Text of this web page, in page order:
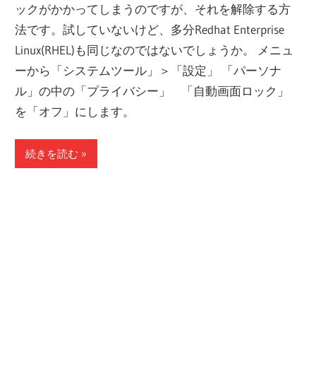
ックがかかってしまうのですが、それを解除する方
法です。試していないけど、多分Redhat Enterprise
Linux(RHEL)も同じなのではないでしょうか。 メニュ
ーから「システムツール」＞「設定」 「パーソナ
ル」の中の「プライバシー」 「自動画面ロック」
を「オフ」にします。
続きを読む